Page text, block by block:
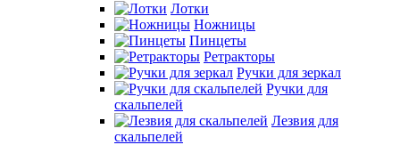
Лотки
Ножницы
Пинцеты
Ретракторы
Ручки для зеркал
Ручки для
скальпелей
Лезвия для
скальпелей